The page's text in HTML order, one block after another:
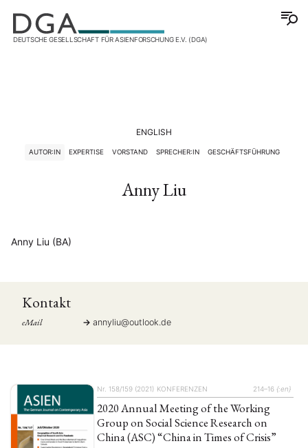
DEUTSCHE GESELLSCHAFT FÜR ASIENFORSCHUNG E.V. (DGA)
ENGLISH
AUTOR:IN EXPERTISE VORSTAND SPRECHER:IN GESCHÄFTSFÜHRUNG
Anny Liu
Anny Liu (BA)
Kontakt
eMail annyliu@outlook.de
Nr. 158/159 (2021) KONFERENZEN 214–16 {:en}
2020 Annual Meeting of the Working
Group on Social Science Research on
China (ASC) “China in Times of Crisis”